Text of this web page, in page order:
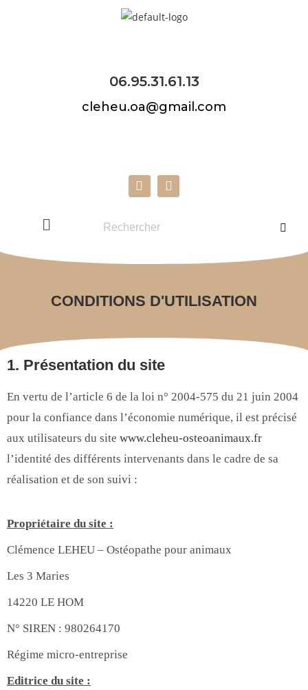
06.95.31.61.13
cleheu.oa@gmail.com
CONDITIONS D'UTILISATION
1. Présentation du site
En vertu de l’article 6 de la loi n° 2004-575 du 21 juin 2004
pour la confiance dans l’économie numérique, il est précisé
aux utilisateurs du site www.cleheu-osteoanimaux.fr
l’identité des différents intervenants dans le cadre de sa
réalisation et de son suivi :
Propriétaire du site :
Clémence LEHEU – Ostéopathe pour animaux
Les 3 Maries
14220 LE HOM
N° SIREN : 980264170
Régime micro-entreprise
Editrice du site :